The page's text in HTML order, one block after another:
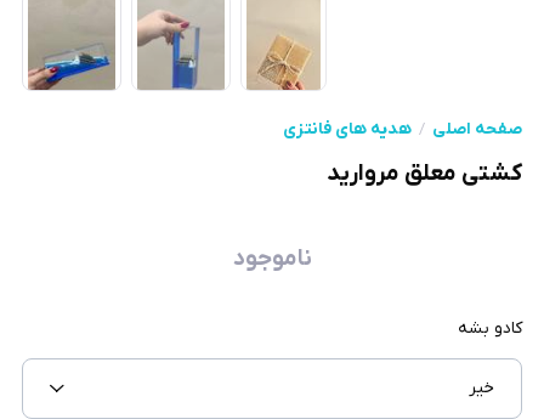
صفحه اصلی هدیه های فانتزی
کشتی معلق مروارید
ناموجود
کادو بشه
خیر